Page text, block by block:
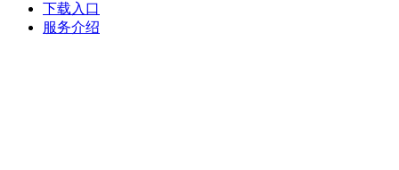
下载入口
服务介绍